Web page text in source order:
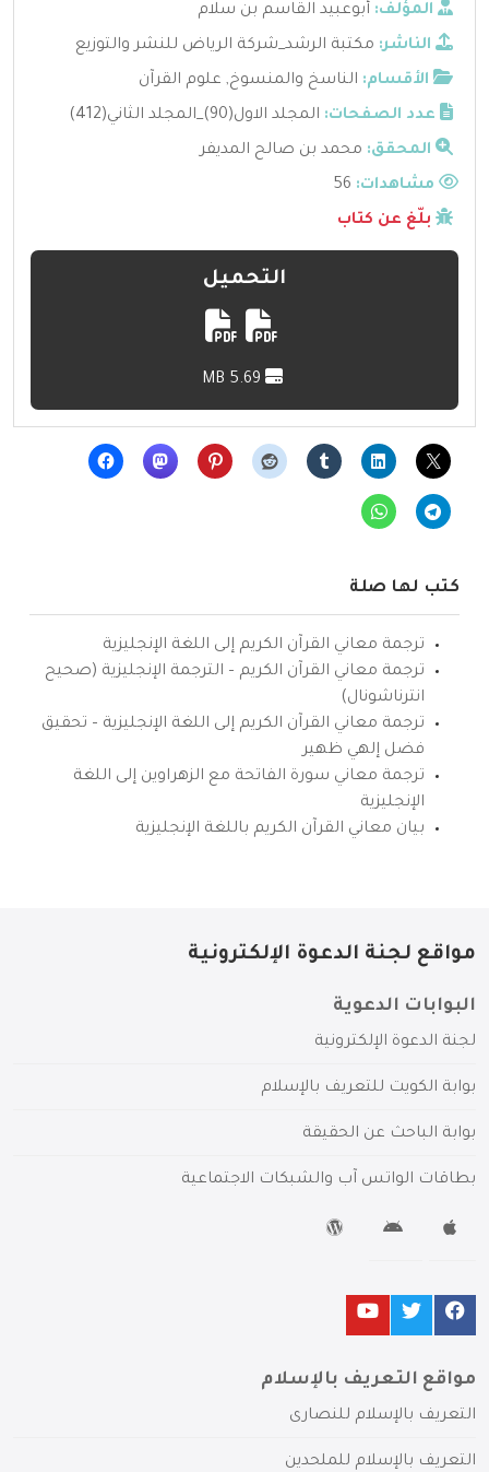
المؤلف: أبوعبيد القاسم بن سلام
الناشر: مكتبة الرشد_شركة الرياض للنشر والتوزيع
الأقسام: الناسخ والمنسوخ, علوم القرآن
عدد الصفحات: المجلد الاول(90)_المجلد الثاني(412)
المحقق: محمد بن صالح المديفر
مشاهدات:
بلّغ عن كتاب
التحميل
كتب لها صلة
ترجمة معاني القرآن الكريم إلى اللغة الإنجليزية
ترجمة معاني القرآن الكريم – الترجمة الإنجليزية (صحيح
انترناشونال)
ترجمة معاني القرآن الكريم إلى اللغة الإنجليزية – تحقيق
فضل إلهي ظهير
ترجمة معاني سورة الفاتحة مع الزهراوين إلى اللغة
الإنجليزية
بيان معاني القرآن الكريم باللغة الإنجليزية
مواقع لجنة الدعوة الإلكترونية
البوابات الدعوية
لجنة الدعوة الإلكترونية
بوابة الكويت للتعريف بالإسلام
بوابة الباحث عن الحقيقة
بطاقات الواتس آب والشبكات الاجتماعية
مواقع التعريف بالإسلام
التعريف بالإسلام للنصارى
التعريف بالإسلام للملحدين